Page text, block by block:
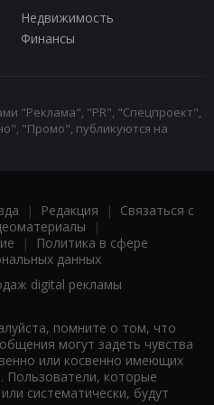
Недвижимость
Финансы
"Реклама", "PR", "Спецпроект",
"Промо", публикуются на
| Редакция | Связаться с
|
|
Политика в сфере
данных
digital рекламы
помните о том, что
могут задеть чувства
или косвенно имеющих
Пользователи, которые
систематически, будут